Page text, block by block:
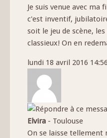
Je suis venue avec
c'est inventif,
soit le jeu de scène,
classieux! On en
lundi 18 avril 2016 14:56
Elvira - Toulouse
On se laisse tellement